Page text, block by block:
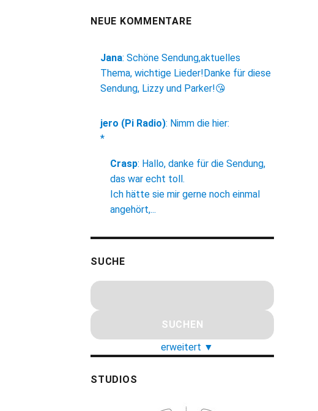
NEUE KOMMENTARE
Jana: Schöne Sendung,aktuelles
Thema, wichtige Lieder!Danke für diese
Sendung, Lizzy und Parker!😘
jero (Pi Radio): Nimm die hier:
*
Crasp: Hallo, danke für die Sendung,
das war echt toll.
Ich hätte sie mir gerne noch einmal
angehört,...
SUCHE
erweitert ▼
STUDIOS